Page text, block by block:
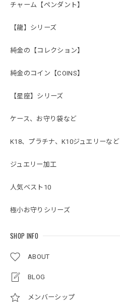
チャーム【ペンダント】
【龍】シリーズ
純金の【コレクション】
純金のコイン【COINS】
【星座】シリーズ
ケース、お守り袋など
K18、プラチナ、K10ジュエリーなど
ジュエリー加工
人気ベスト10
極小お守りシリーズ
SHOP INFO
ABOUT
BLOG
メンバーシップ